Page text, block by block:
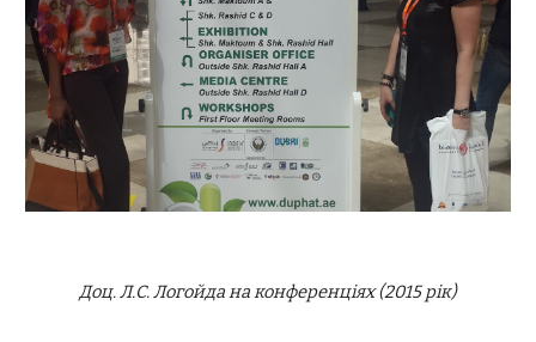
Доц.Л.С.Логойда на конференціях (2015 рік)